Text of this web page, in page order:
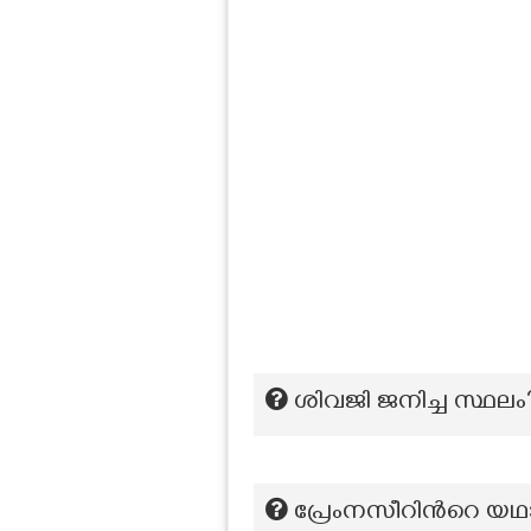
ശിവജി ജനിച്ച
പ്രേംനസീറിന്‍റെ